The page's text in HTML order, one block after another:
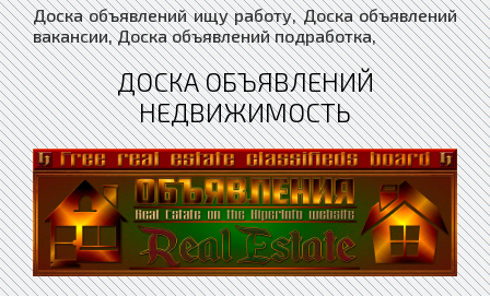
Доска объявлений ищу работу, Доска объявлений
вакансии, Доска объявлений подработка,
ДОСКА ОБЪЯВЛЕНИЙ
НЕДВИЖИМОСТЬ